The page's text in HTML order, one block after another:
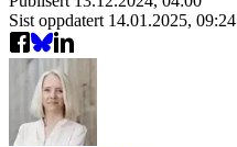
Sist oppdatert 14.01.2025, 09:24